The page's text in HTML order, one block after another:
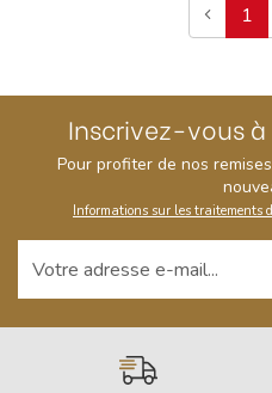
1
Inscrivez-vous
Pour profiter de nos
Informations sur les traitements